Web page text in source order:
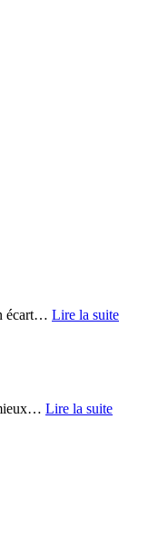
écart… Lire la suite
… Lire la suite